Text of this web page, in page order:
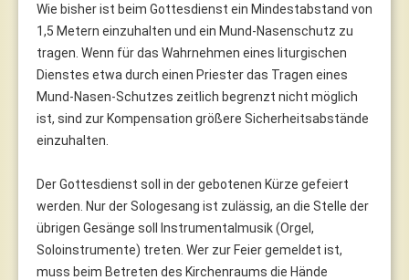
Wie bisher ist beim Gottesdienst ein Mindestabstand von
1,5 Metern einzuhalten und ein Mund-Nasenschutz zu
tragen. Wenn für das Wahrnehmen eines liturgischen
Dienstes etwa durch einen Priester das Tragen eines
Mund-Nasen-Schutzes zeitlich begrenzt nicht möglich
ist, sind zur Kompensation größere Sicherheitsabstände
einzuhalten.
Der Gottesdienst soll in der gebotenen Kürze gefeiert
werden. Nur der Sologesang ist zulässig, an die Stelle der
übrigen Gesänge soll Instrumentalmusik (Orgel,
Soloinstrumente) treten. Wer zur Feier gemeldet ist,
muss beim Betreten des Kirchenraums die Hände